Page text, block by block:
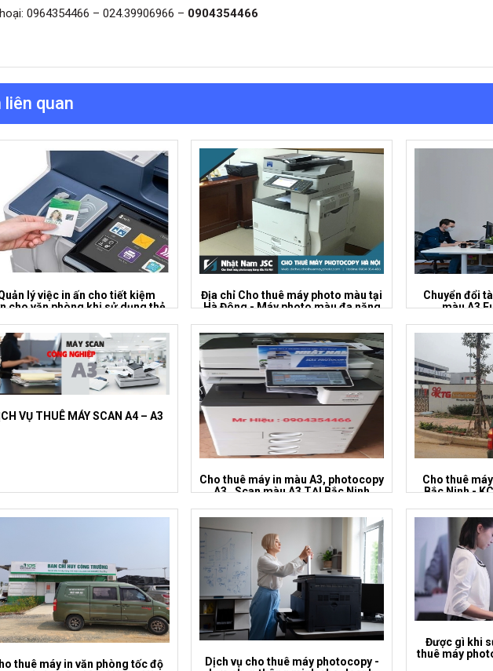
0964354466 – 024.39906966 – 0904354466
liên quan
lý việc in ấn cho tiết kiệm
cho văn phòng khi sử dụng thẻ
Địa chỉ Cho thuê máy photo màu tại
Hà Đông - Máy photo màu đa năng
Chuyển đổi
màu A3
VỤ THUÊ MÁY SCAN A4 – A3
Cho thuê máy in màu A3, photocopy
A3 , Scan màu A3 TẠI Bắc Ninh
Cho thuê
Bắc Ninh -
thuê máy in văn phòng tốc độ
Dịch vụ cho thuê máy photocopy -
Được gì khi
thuê máy